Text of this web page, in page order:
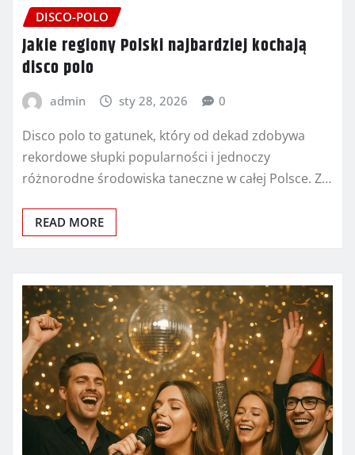
DISCO-POLO
Jakie regiony Polski najbardziej kochają
disco polo
admin sty 28, 2026 0
Disco polo to gatunek, który od dekad zdobywa
rekordowe słupki popularności i jednoczy
różnorodne środowiska taneczne w całej Polsce. Z…
READ MORE